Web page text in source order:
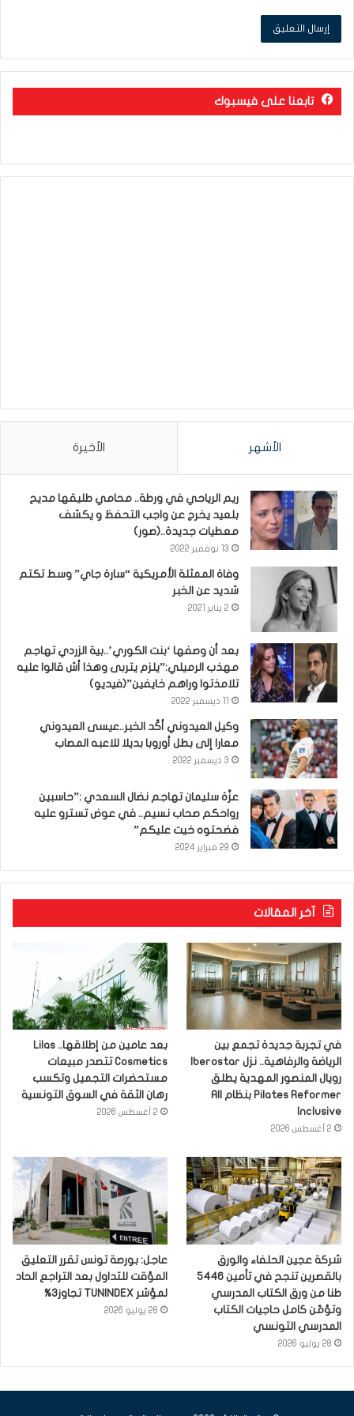
تابعنا على فيسبوك
الأشهر الأخيرة
ريم الرياحي في ورطة.. محامي طليقها مديح
بلعيد يخرج عن واجب التحفظ و يكشف
معطيات جديدة..(صور)
13 نوفمبر 2022
وفاة الممثلة الأمريكية “سارة جاي” وسط تكتم
شديد عن الخبر
2 يناير 2021
بعد أن وصفها ‘بنت الكوري’..بية الزردي تهاجم
مهذب الرميلي:”يلزم يتربى وهذا أش قالوا عليه
تلامذتوا وراهم خايفين”(فيديو)
وكيل العيدوني أكّد الخبر..عيسى العيدوني
معارا إلى بطل أوروبا بديلا للاعبه المصاب
3 ديسمبر 2022
عزّة سليمان تهاجم نضال السعدي :”حاسبين
رواحكم صحاب نسيم.. في عوض تسترو عليه
فضحتوه خيت عليكم”
29 فبراير 2024
آخر المقالات
في تجربة جديدة تجمع بين
رويال المنصور المهدية يطلق
Pilates Reformer بنظام All
Inclusive
2 أغسطس 2026
بعد عامين من إطلاقها.. Lilas
Cosmetics تتصدر مبيعات
مستحضرات التجميل وتكسب
رهان الثقة في السوق التونسية
2 أغسطس 2026
شركة عجين الحلفاء والورق
بالقصرين تنجح في تأمين 5446
طنا من ورق الكتاب المدرسي
وتؤمّن كامل حاجيات الكتاب
المدرسي التونسي
28 يوليو 2026
عاجل: بورصة تونس تقرر التعليق
المؤقت للتداول بعد التراجع الحاد
لمؤشر TUNINDEX تجاوز3%
28 يوليو 2026